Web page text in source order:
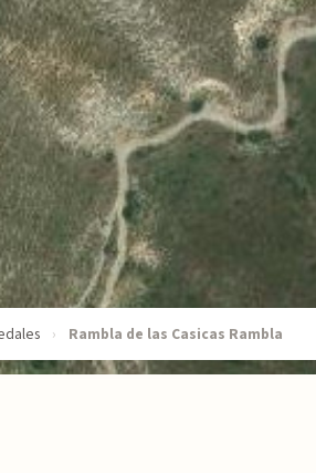
› Rambla de las Casicas Rambla